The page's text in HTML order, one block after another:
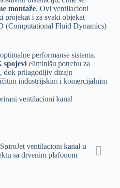
montaže. Ovi ventilacioni
projekat i za svaki objekat
(Computational Fluid Dynamics)
performanse sistema.
spojevieliminišu potrebu za
dok prilagodljiv dizajn
industrijskim i komercijalnim